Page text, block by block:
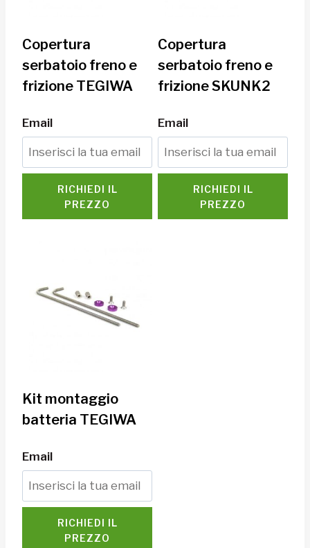
Copertura
serbatoio freno e
frizione TEGIWA
Email
RICHIEDI IL
PREZZO
Copertura
serbatoio freno e
frizione SKUNK2
Email
RICHIEDI IL
PREZZO
Kit montaggio
batteria TEGIWA
Email
RICHIEDI IL
PREZZO